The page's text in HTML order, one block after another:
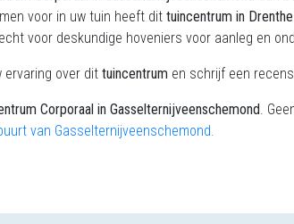
voor in uw tuin heeft dit tuincentrum in Drenthe
voor deskundige hoveniers voor aanleg en
ervaring over dit tuincentrum en schrijf een
Corporaal in Gasselternijveenschemond.
van Gasselternijveenschemond.